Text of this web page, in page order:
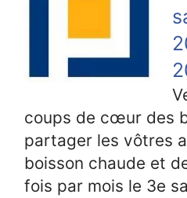
coups de cœur des
partager les vôtres
boisson chaude et
fois par mois le 3e